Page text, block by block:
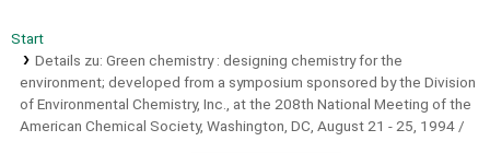
Start
Details zu: Green chemistry : designing chemistry for the
environment; developed from a symposium sponsored by the Division
of Environmental Chemistry, Inc., at the 208th National Meeting of the
American Chemical Society, Washington, DC, August 21 - 25, 1994 /